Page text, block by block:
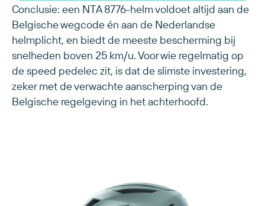
Conclusie: een NTA 8776-helm voldoet altijd aan de
Belgische wegcode én aan de Nederlandse
helmplicht, en biedt de meeste bescherming bij
snelheden boven 25 km/u. Voor wie regelmatig op
de speed pedelec zit, is dat de slimste investering,
zeker met de verwachte aanscherping van de
Belgische regelgeving in het achterhoofd.